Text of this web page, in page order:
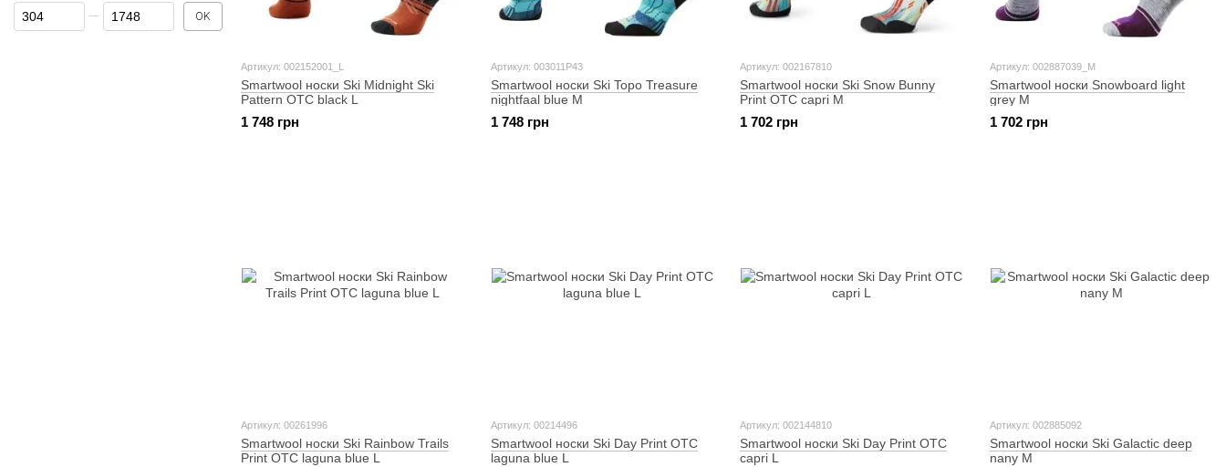
Артикул: 002152001_L
Smartwool носки Ski Midnight Ski
Pattern OTC black L
1 748 грн
Артикул: 003011P43
Smartwool носки Ski Topo Treasure
nightfaal blue M
1 748 грн
Артикул: 002167810
Smartwool носки Ski Snow Bunny
Print OTC capri M
1 702 грн
Артикул: 002887039_M
Smartwool носки Snowboard light
grey M
1 702 грн
Артикул: 00261996
Smartwool носки Ski Rainbow Trails
Print OTC laguna blue L
Артикул: 00214496
Smartwool носки Ski Day Print OTC
laguna blue L
Артикул: 002144810
Smartwool носки Ski Day Print OTC
capri L
Артикул: 002885092
Smartwool носки Ski Galactic deep
nany M
От Цена, грн
До Цена, грн OK